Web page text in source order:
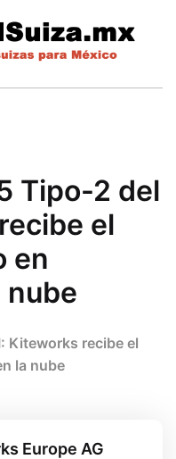
Tipo-2 del
el
en
nube
Kiteworks recibe el
la nube
Europe AG